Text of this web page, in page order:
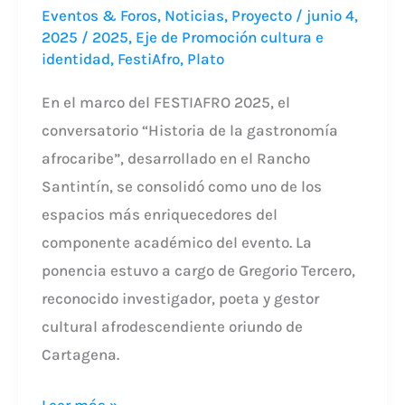
Eventos & Foros, Noticias, Proyecto/ junio 4,
2025 / 2025, Eje de Promoción cultura e
identidad, FestiAfro, Plato
En el marco del FESTIAFRO 2025, el
conversatorio “Historia de la gastronomía
afrocaribe”, desarrollado en el Rancho
Santintín, se consolidó como uno de los
espacios más enriquecedores del
componente académico del evento. La
ponencia estuvo a cargo de Gregorio Tercero,
reconocido investigador, poeta y gestor
cultural afrodescendiente oriundo de
Cartagena.